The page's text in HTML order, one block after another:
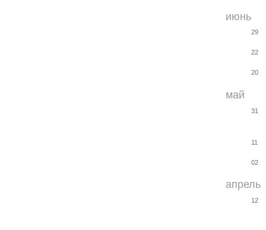
июнь
29
22
20
май
31
11
02
апрель
12